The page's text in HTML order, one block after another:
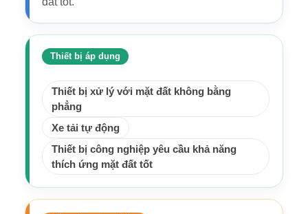
Thiết bị áp dụng
Thiết bị xử lý với mặt đất không bằng
phẳng
Xe tải tự động
Thiết bị công nghiệp yêu cầu khả năng
thích ứng mặt đất tốt